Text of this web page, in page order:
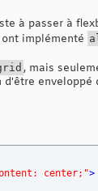
à passer à
implémenté
, mais
enveloppé
center;">